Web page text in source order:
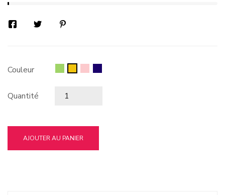
Couleur
Quantité
AJOUTER AU PANIER